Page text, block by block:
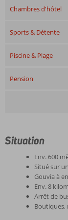
Chambres d'hôtel
Sports & Détente
Piscine & Plage
Pension
Situation
Env. 600
Situé sur
Gouvia à
Env. 8
Arrêt de
Boutiques,